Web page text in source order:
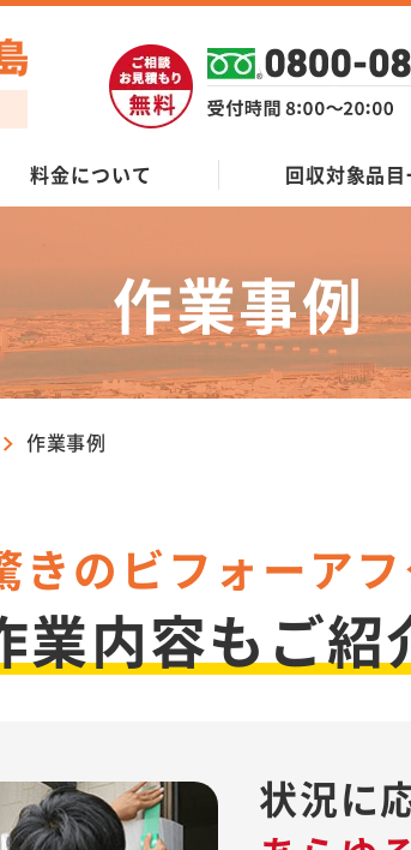
料金について 回収対象品
作業事例
作業事例
きのビフォーア
業内容もご紹
状況に